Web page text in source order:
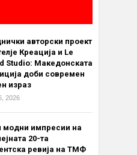
авторски проект
Креација и Le
Studio: Македонската
доби современ
израз
2026
модни импресии на
20-та
ревија на ТМФ